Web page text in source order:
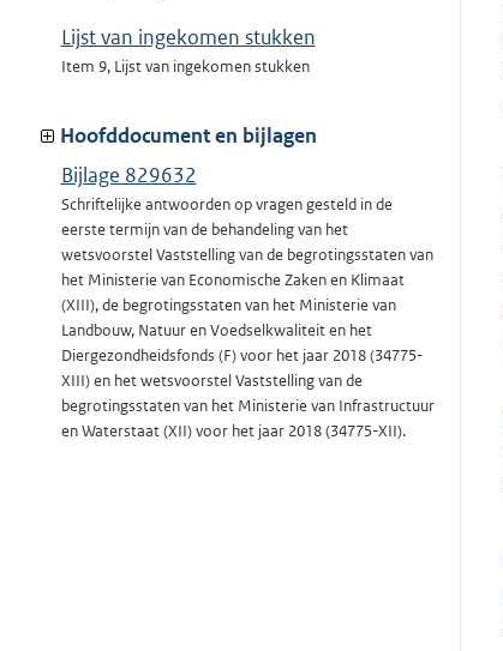
Lijst van ingekomen stukken
Item 9, Lijst van ingekomen stukken
Hoofddocument en bijlagen
Bijlage 829632
Schriftelijke antwoorden op vragen gesteld in de
eerste termijn van de behandeling van het
wetsvoorstel Vaststelling van de begrotingsstaten van
het Ministerie van Economische Zaken en Klimaat
(XIII), de begrotingsstaten van het Ministerie van
Landbouw, Natuur en Voedselkwaliteit en het
Diergezondheidsfonds (F) voor het jaar 2018 (34775-
XIII) en het wetsvoorstel Vaststelling van de
begrotingsstaten van het Ministerie van Infrastructuur
en Waterstaat (XII) voor het jaar 2018 (34775-XII).